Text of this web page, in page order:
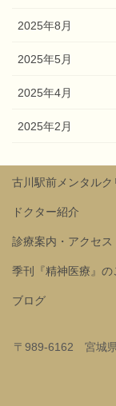
2025年8月
2025年5月
2025年4月
2025年2月
古川駅前メンタルク
ドクター紹介
診療案内・アクセス
季刊『精神医療』の
ブログ
〒989-6162 宮城